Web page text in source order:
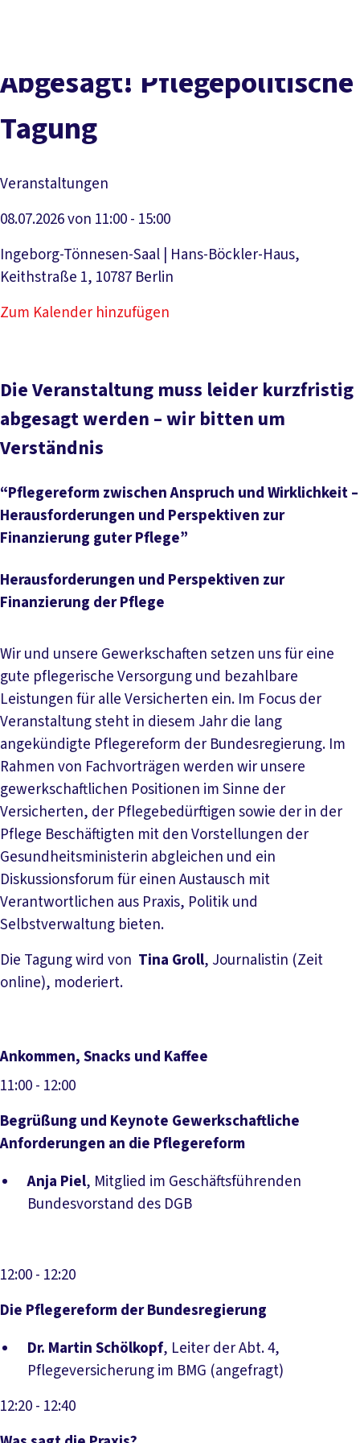
Service
Mitmachen Politik
Abgesagt! Pflegepolitische
Tagung
Veranstaltungen
08.07.2026 von 11:00 - 15:00
Ingeborg-Tönnesen-Saal | Hans-Böckler-Haus,
Keithstraße 1, 10787 Berlin
Zum Kalender hinzufügen
Die Veranstaltung muss leider kurzfristig
abgesagt werden – wir bitten um
Verständnis
“Pflegereform zwischen Anspruch und Wirklichkeit –
Herausforderungen und Perspektiven zur
Finanzierung guter Pflege”
Herausforderungen und Perspektiven zur
Finanzierung der Pflege
Wir und unsere Gewerkschaften setzen uns für eine
gute pflegerische Versorgung und bezahlbare
Leistungen für alle Versicherten ein. Im Focus der
Veranstaltung steht in diesem Jahr die lang
angekündigte Pflegereform der Bundesregierung. Im
Rahmen von Fachvorträgen werden wir unsere
gewerkschaftlichen Positionen im Sinne der
Versicherten, der Pflegebedürftigen sowie der in der
Pflege Beschäftigten mit den Vorstellungen der
Gesundheitsministerin abgleichen und ein
Diskussionsforum für einen Austausch mit
Verantwortlichen aus Praxis, Politik und
Selbstverwaltung bieten.
Die Tagung wird von Tina Groll, Journalistin (Zeit
online), moderiert.
Ankommen, Snacks und Kaffee
11:00- 12:00
Begrüßung und Keynote Gewerkschaftliche
Anforderungen an die Pflegereform
Anja Piel, Mitglied im Geschäftsführenden
Bundesvorstand des DGB
12:00- 12:20
Die Pflegereform der Bundesregierung
Dr. Martin Schölkopf, Leiter der Abt. 4,
Pflegeversicherung im BMG (angefragt)
12:20- 12:40